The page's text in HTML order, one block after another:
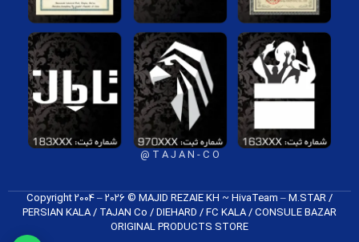
T A J A N - C O @
Copyright 2004 – 2026 © MAJID REZAIE KH ~ HivaTeam – M.STAR /
PERSIAN KALA / TAJAN Co / DIEHARD / FC K​ALA / CONSULE BAZAR
ORIGINAL PRODUCTS​ STORE